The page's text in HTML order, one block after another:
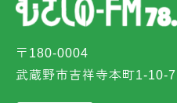
〒180-0004
武蔵野市吉祥寺本町1-10-